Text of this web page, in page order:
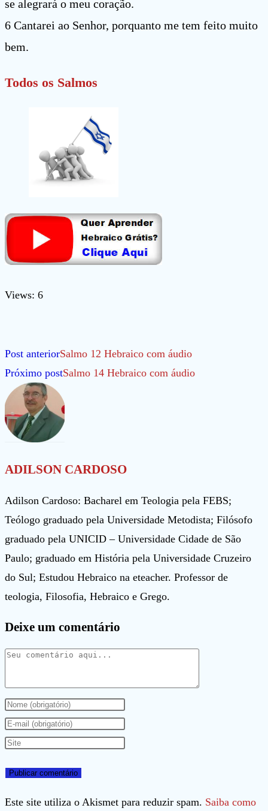
se alegrará o meu coração.
6 Cantarei ao Senhor, porquanto me tem feito muito
bem.
Todos os Salmos
Views: 6
Leia
mais
artigos
Post anteriorSalmo 12 Hebraico com áudio
Próximo postSalmo 14 Hebraico com áudio
ADILSON CARDOSO
Adilson Cardoso: Bacharel em Teologia pela FEBS;
Teólogo graduado pela Universidade Metodista; Filósofo
graduado pela UNICID – Universidade Cidade de São
Paulo; graduado em História pela Universidade Cruzeiro
do Sul; Estudou Hebraico na eteacher. Professor de
teologia, Filosofia, Hebraico e Grego.
Deixe um comentário
Comentário
Digite
seu
nome
nome
de
Digite
seu
de
e-
Digite
URL
do
Este site utiliza o Akismet para reduzir spam. Saiba como